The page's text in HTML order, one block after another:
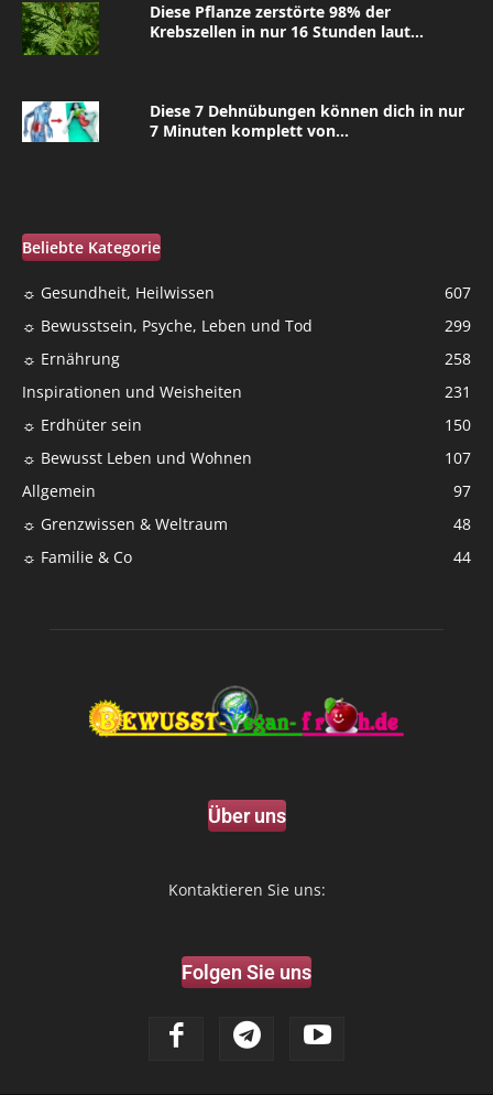
Diese Pflanze zerstörte 98% der
Krebszellen in nur 16 Stunden laut...
Diese 7 Dehnübungen können dich in nur
7 Minuten komplett von...
Beliebte Kategorie
☼ Gesundheit, Heilwissen
607
☼ Bewusstsein, Psyche, Leben und Tod
299
☼ Ernährung
258
Inspirationen und Weisheiten
231
☼ Erdhüter sein
150
☼ Bewusst Leben und Wohnen
107
Allgemein
97
☼ Grenzwissen & Weltraum
48
☼ Familie & Co
44
Über uns
Kontaktieren Sie uns:
Folgen Sie uns